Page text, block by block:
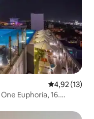
Priemerné
4,92 (13)
Euphoria, 16.